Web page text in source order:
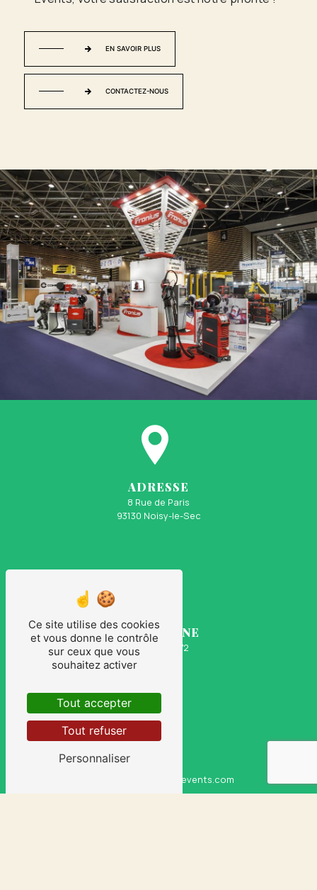
EN SAVOIR PLUS
CONTACTEZ-NOUS
ADRESSE
8 Rue de Paris
93130 Noisy-le-Sec
TÉLÉPHONE
06 30 18 98 72
cyrildesousa@sasudsevents.com
Ce site utilise des cookies
et vous donne le contrôle
sur ceux que vous
souhaitez activer
Tout accepter
Tout refuser
Personnaliser